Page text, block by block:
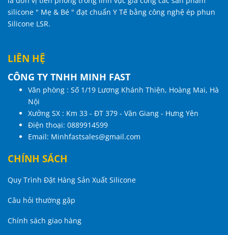
silicone " Mẹ & Bé " đạt chuẩn Y Tế bằng công nghệ ép phun
Silicone LSR.
LIÊN HỆ
CÔNG TY TNHH MINH FAST
Văn phòng : Số 1/19 Lương Khánh Thiện, Hoàng Mai, Hà
Nội
Xưởng SX : Km 33 - ĐT 379 - Văn Giang - Hưng Yên
Điện thoại: 0889914599
Email: Minhfastsales@gmail.com
CHÍNH SÁCH
Quy Trình Đặt Hàng Sản Xuất Silicone
Câu hỏi thường gặp
Chính sách giao hàng